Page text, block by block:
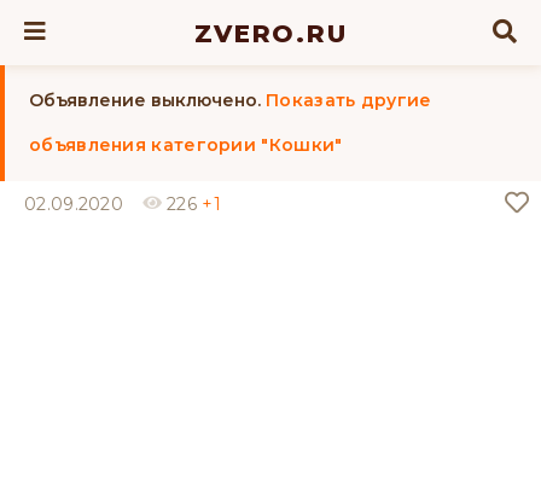
ZVERO.RU
Объявление выключено. Показать другие
объявления категории "Кошки"
02.09.2020 226 +1